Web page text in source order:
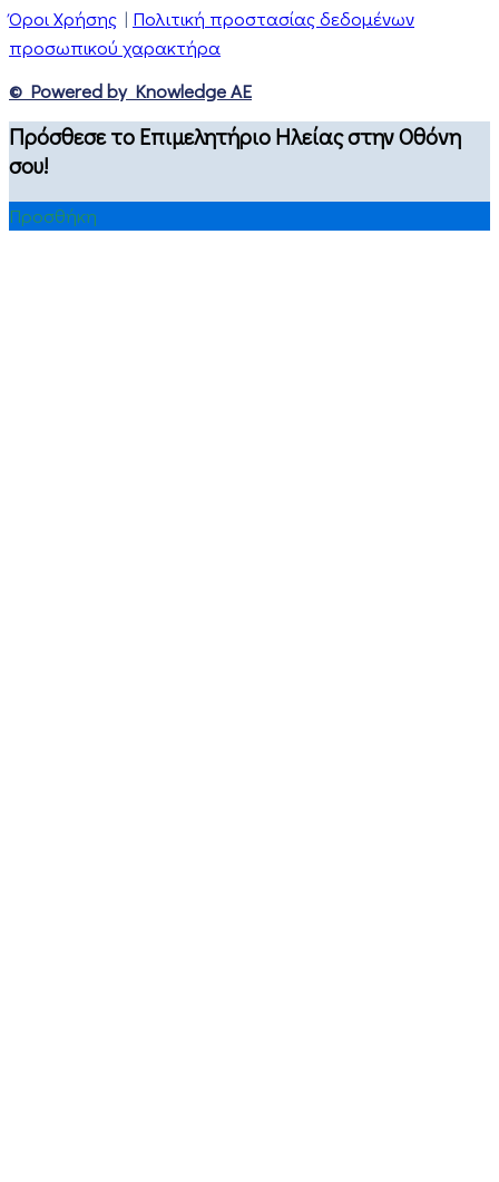
Όροι Χρήσης | Πολιτική προστασίας δεδομένων
προσωπικού χαρακτήρα
© Powered by Knowledge AE
Πρόσθεσε το Επιμελητήριο Ηλείας στην Οθόνη
σου!
Προσθήκη